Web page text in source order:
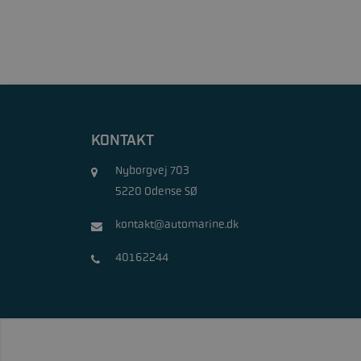
KONTAKT
Nyborgvej 703
5220 Odense SØ
kontakt@automarine.dk
40162244